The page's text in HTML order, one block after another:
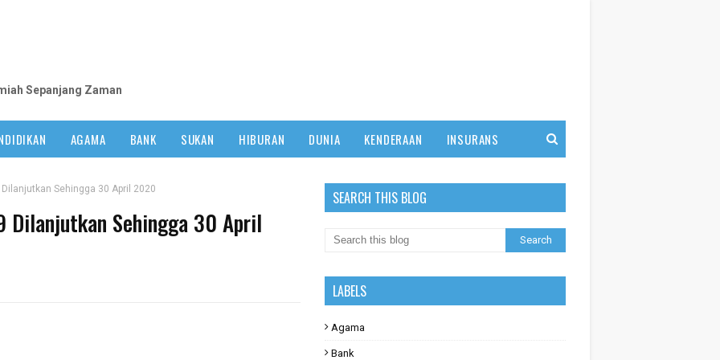
Sepanjang Zaman
AGAMA BANK SUKAN HIBURAN DUNIA KENDERAAN INSURANS
Sehingga 30 April 2020
Dilanjutkan Sehingga 30 April
SEARCH THIS BLOG
LABELS
Agama
Bank